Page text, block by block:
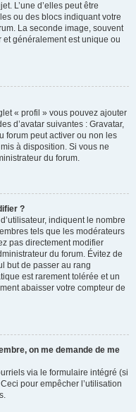
L’une d’elles peut être
ou des blocs indiquant votre
La seconde image, souvent
et généralement est unique ou
« profil » vous pouvez ajouter
d’avatar suivantes : Gravatar,
forum peut activer ou non les
à disposition. Si vous ne
du forum.
?
indiquent le nombre
tels que les modérateurs
pas directement modifier
du forum. Évitez de
but de passer au rang
est rarement tolérée et un
abaisser votre compteur de
on me demande de me
via le formulaire intégré (si
pour empêcher l’utilisation